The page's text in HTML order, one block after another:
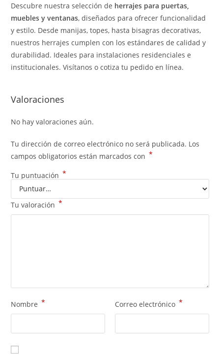
Descubre nuestra selección de herrajes para puertas,
muebles y ventanas, diseñados para ofrecer funcionalidad
y estilo. Desde manijas, topes, hasta bisagras decorativas,
nuestros herrajes cumplen con los estándares de calidad y
durabilidad. Ideales para instalaciones residenciales e
institucionales. Visítanos o cotiza tu pedido en línea.
Valoraciones
No hay valoraciones aún.
Tu dirección de correo electrónico no será publicada. Los
campos obligatorios están marcados con *
Tu puntuación *
Tu valoración *
Nombre * Correo electrónico *